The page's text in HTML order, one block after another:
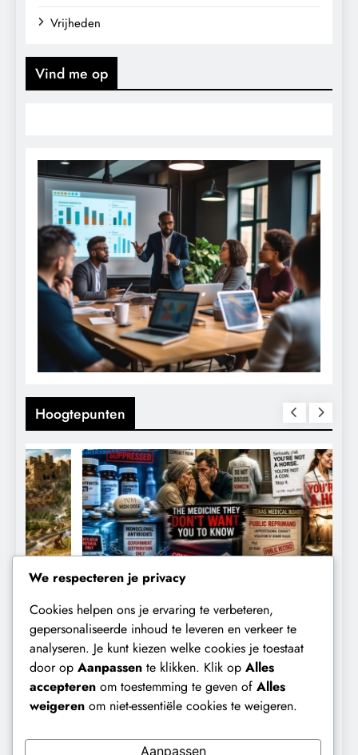
Vrijheden
Vind me op
Hoogtepunten
CENSUUR CONTROLE
De medicatie die volgens sommige
kankerpatiënten verborgen blijft voor
hun eigen arts.
We respecteren je privacy
Cookies helpen ons je ervaring te verbeteren,
gepersonaliseerde inhoud te leveren en verkeer te
analyseren. Je kunt kiezen welke cookies je toestaat
door op Aanpassen te klikken. Klik op Alles
accepteren om toestemming te geven of Alles
weigeren om niet-essentiële cookies te weigeren.
Aanpassen